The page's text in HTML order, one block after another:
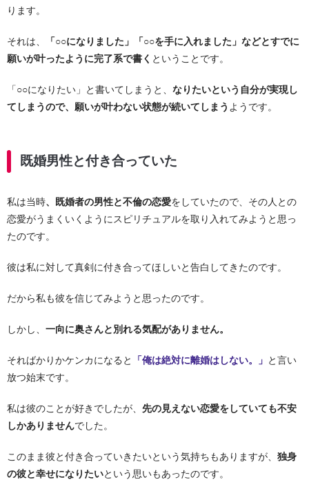
ります。
それは、
「○○になりました」「○○を手に入れました」などとすでに
願いが叶ったように完了系で書く ということです。
「○○になりたい」と書いてしまうと、 なりたいという自分が実現し
てしまうので、願いが叶わない状態が続いてしまう ようです。
既婚男性と付き合っていた
私は当時、既婚者の男性と不倫の恋愛をしていたので、その人との
恋愛がうまくいくようにスピリチュアルを取り入れてみようと思っ
たのです。
彼は私に対して真剣に付き合ってほしいと告白してきたのです。
だから私も彼を信じてみようと思ったのです。
しかし、 一向に奥さんと別れる気配がありません。
そればかりかケンカになると 「俺は絶対に離婚はしない。」 と言い
放つ始末です。
私は彼のことが好きでしたが、 先の見えない恋愛をしていても不安
しかありませんでした。
このまま彼と付き合っていきたいという気持ちもありますが、 独身
の彼と幸せになりたいという思いもあったのです。